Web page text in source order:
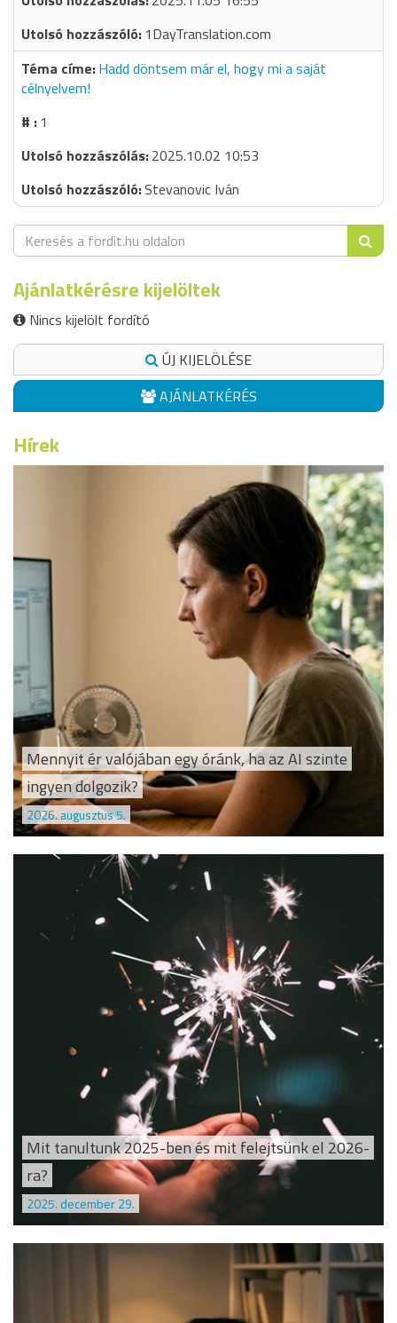
1DayTranslation.com
Hadd döntsem már el, hogy mi a saját
célnyelvem!
1
2025.10.02 10:53
Stevanovic Iván
Ajánlatkérésre kijelöltek
Nincs kijelölt fordító
ÚJ KIJELÖLÉSE
AJÁNLATKÉRÉS
Hírek
Mennyit ér valójában egy óránk, ha az AI szinte
ingyen dolgozik?
2026. augusztus 5.
Mit tanultunk 2025-ben és mit felejtsünk el 2026-
ra?
2025. december 29.